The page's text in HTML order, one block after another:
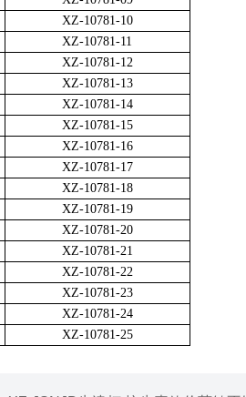
XZ-10781-10
XZ-10781-11
XZ-10781-12
XZ-10781-13
XZ-10781-14
XZ-10781-15
XZ-10781-16
XZ-10781-17
XZ-10781-18
XZ-10781-19
XZ-10781-20
XZ-10781-21
XZ-10781-22
XZ-10781-23
XZ-10781-24
XZ-10781-25